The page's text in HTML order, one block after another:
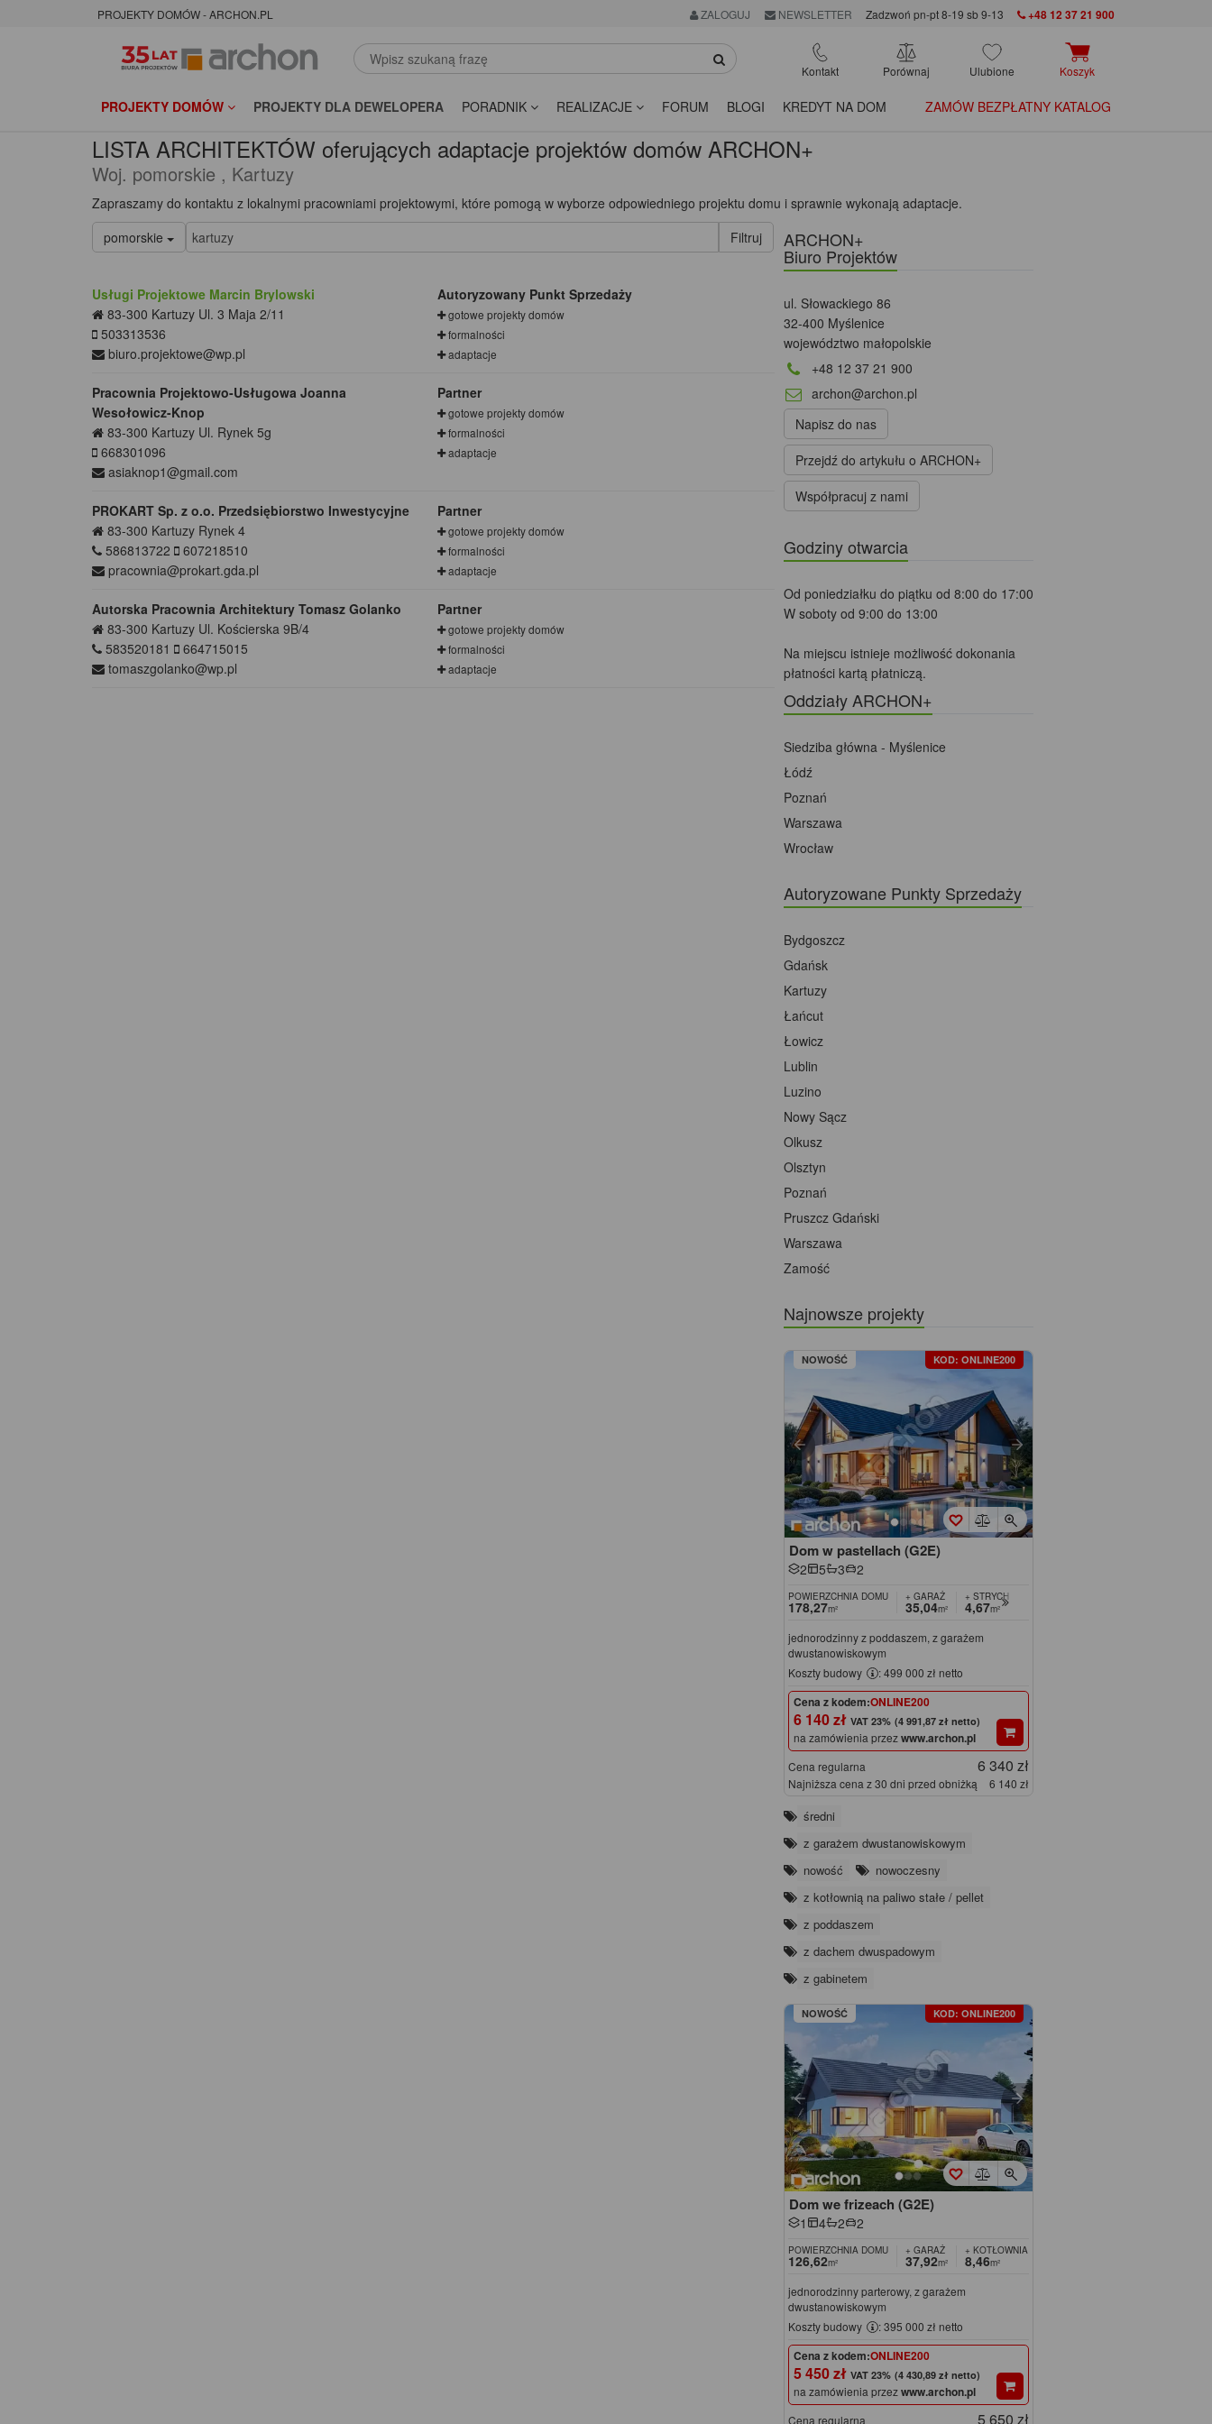
PROJEKTY DOMÓW - ARCHON.PL ZALOGUJ NEWSLETTER Zadzwoń pn-pt 8-19 sb 9-13 +48 12 37 21 900
Kontakt Porównaj Ulubione Koszyk
PROJEKTY DOMÓW PROJEKTY DLA DEWELOPERA PORADNIK REALIZACJE FORUM BLOGI KREDYT NA DOM ZAMÓW BEZPŁATNY KATALOG
LISTA ARCHITEKTÓW oferujących adaptacje projektów domów ARCHON+
Woj. pomorskie , Kartuzy
Zapraszamy do kontaktu z lokalnymi pracowniami projektowymi, które pomogą w wyborze odpowiedniego projektu domu i sprawnie wykonają adaptacje.
pomorskie
Usługi Projektowe Marcin Brylowski
83-300 Kartuzy Ul. 3 Maja 2/11
503313536
biuro.projektowe@wp.pl
Autoryzowany Punkt Sprzedaży
gotowe projekty domów
formalności
adaptacje
Pracownia Projektowo-Usługowa Joanna
Wesołowicz-Knop
83-300 Kartuzy Ul. Rynek 5g
668301096
asiaknop1@gmail.com
Partner
gotowe projekty domów
formalności
adaptacje
PROKART Sp. z o.o. Przedsiębiorstwo Inwestycyjne
83-300 Kartuzy Rynek 4
586813722
607218510
pracownia@prokart.gda.pl
Partner
gotowe projekty domów
formalności
adaptacje
Autorska Pracownia Architektury Tomasz Golanko
83-300 Kartuzy Ul. Kościerska 9B/4
583520181
664715015
tomaszgolanko@wp.pl
Partner
gotowe projekty domów
formalności
adaptacje
ARCHON+
Biuro Projektów
ul. Słowackiego 86
32-400 Myślenice
województwo małopolskie
+48 12 37 21 900
archon@archon.pl
Napisz do nas
Przejdź do artykułu o ARCHON+
Współpracuj z nami
Godziny otwarcia
Od poniedziałku do piątku od 8:00 do 17:00
W soboty od 9:00 do 13:00
Na miejscu istnieje możliwość dokonania
płatności kartą płatniczą.
Oddziały ARCHON+
Siedziba główna - Myślenice
Łódź
Poznań
Warszawa
Wrocław
Autoryzowane Punkty Sprzedaży
Bydgoszcz
Gdańsk
Kartuzy
Łańcut
Łowicz
Lublin
Luzino
Nowy Sącz
Olkusz
Olsztyn
Poznań
Pruszcz Gdański
Warszawa
Zamość
Najnowsze projekty
NOWOŚĆ KOD: ONLINE200
Dom w pastellach (G2E)
2 5 3 2
POWIERZCHNIA DOMU
178,27m²
+ GARAŻ
35,04m²
+ STRYCH
4,67m²
jednorodzinny z poddaszem, z garażem
dwustanowiskowym
Koszty budowy
: 499 000 zł netto
Cena z kodem:ONLINE200
6 140 zł (4 991,87 zł netto)
na zamówienia przezwww.archon.pl
Cena regularna 6 340 zł
Najniższa cena z 30 dni przed obniżką 6 140 zł
średni
z garażem dwustanowiskowym
nowość
nowoczesny
z kotłownią na paliwo stałe / pellet
z poddaszem
z dachem dwuspadowym
z gabinetem
NOWOŚĆ KOD: ONLINE200
Dom we frizeach (G2E)
1 4 2 2
POWIERZCHNIA DOMU
126,62m²
+ GARAŻ
37,92m²
+ KOTŁOWNIA
8,46m²
jednorodzinny parterowy, z garażem
dwustanowiskowym
Koszty budowy
: 395 000 zł netto
Cena z kodem:ONLINE200
5 450 zł (4 430,89 zł netto)
na zamówienia przezwww.archon.pl
Cena regularna 5 650 zł